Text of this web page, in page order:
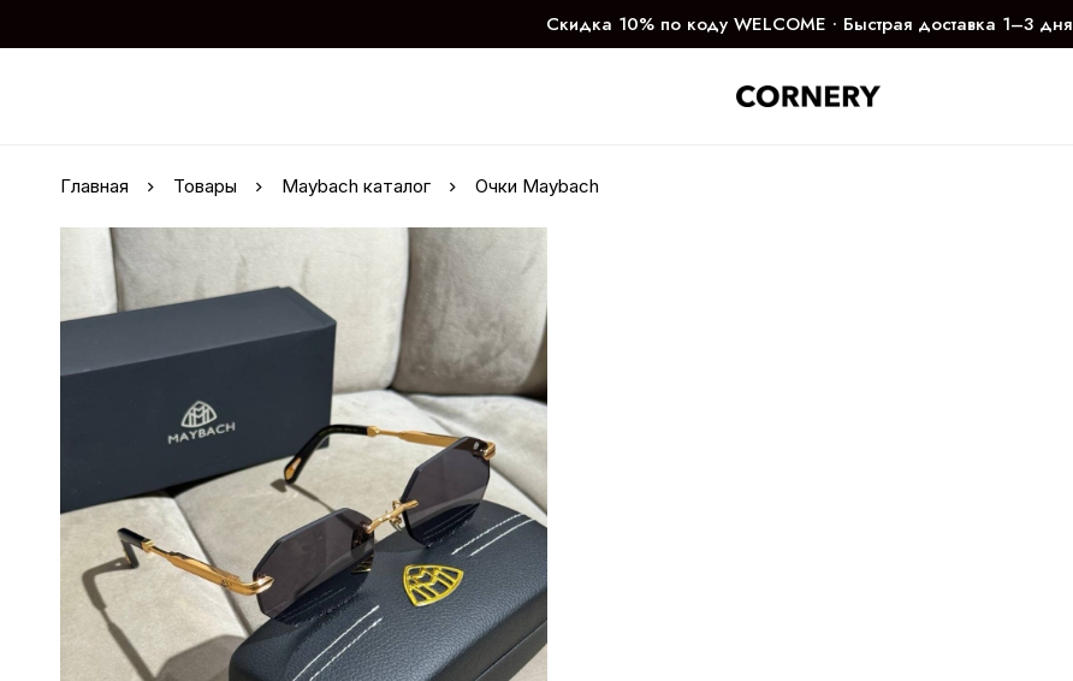
Скидка 10% по коду WELCOME ∙ Быстрая доставка 1–3 дня
Главная Товары Maybach каталог Очки Maybach